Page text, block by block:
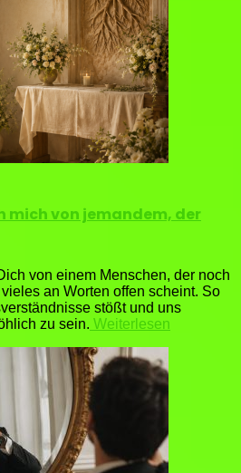
mich von jemandem, der
von einem Menschen, der noch
an Worten offen scheint. So
stößt und uns
zu sein. Weiterlesen